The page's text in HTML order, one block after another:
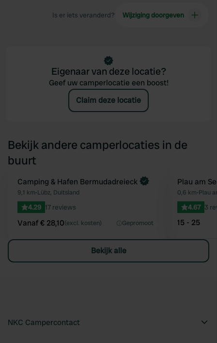
Is er iets veranderd? Wijziging doorgeven
Eigenaar van deze locatie?
Geef uw camperlocatie een boost!
Claim deze locatie
Bekijk andere camperlocaties in de
buurt
Favoriet
Boek direct
Camping & Hafen Bermudadreieck
9,1 km•Lübz, Duitsland
4.29 17 reviews
Vanaf € 28,10(excl. kosten) Gepromoot
Boek direct
Plau am
0,6 km•Plau
4.67 3
15 - 25
Bekijk alle
NKC Campercontact